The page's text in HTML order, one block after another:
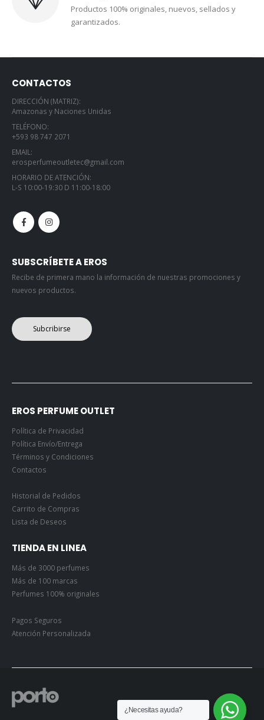
Productos 100% originales, nuevos, sellados y
garantizados.
CONTACTOS
DIRECCIÓN (MATRIZ):
Amazonas y Naciones Unidas
TELÉFONO:
+593 98 747 2071
EMAIL:
erosperfumeoutletec@gmail.com
HORARIO DE ATENCIÓN:
L-S 10:00-19:30 D 11:00-18:00
SUBSCRÍBETE A EROS
Recibe de primera mano la información de nuestras promociones y
nuevos productos.
Subcribirse
EROS PERFUME OUTLET
Política de Privacidad
Política Envío/Entrega
Términos y Condiciones
Contactos
Historial de Pedidos
Carrito de Compras
Lista de Deseos
TIENDA EN LINEA
Más de 3000 perfumes
Más de 100 marcas
Perfumes 100% originales
Pagos Seguros
Atención Personalizada
¿Necesitas ayuda?